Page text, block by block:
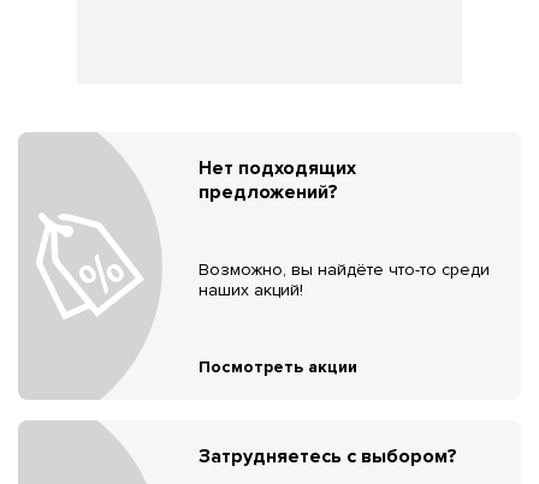
Нет подходящих
предложений?
Возможно, вы найдёте что-то среди
наших акций!
Посмотреть акции
Затрудняетесь с выбором?